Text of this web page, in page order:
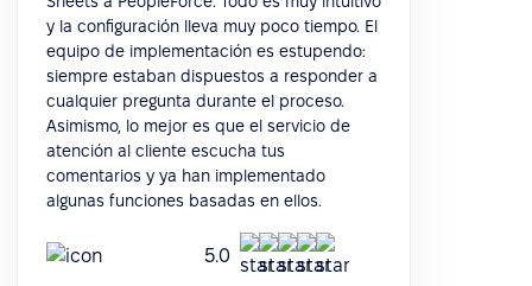
y la configuración lleva muy poco tiempo. El
equipo de implementación es estupendo:
siempre estaban dispuestos a responder a
cualquier pregunta durante el proceso.
Asimismo, lo mejor es que el servicio de
atención al cliente escucha tus
comentarios y ya han implementado
algunas funciones basadas en ellos.
5.0